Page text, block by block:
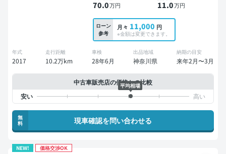
70.0万円 11.0万円
ローン
参考
月々 11,000 円
※金額は変更できます。
年式
2017
走行距離
10.2万km
車検
28年6月
出品地域
神奈川県
納期の目安
来年2月〜3月
中古車販売店の価格との比較
平均相場
無
料
現車確認を問い合わせる
NEW! 価格交渉OK